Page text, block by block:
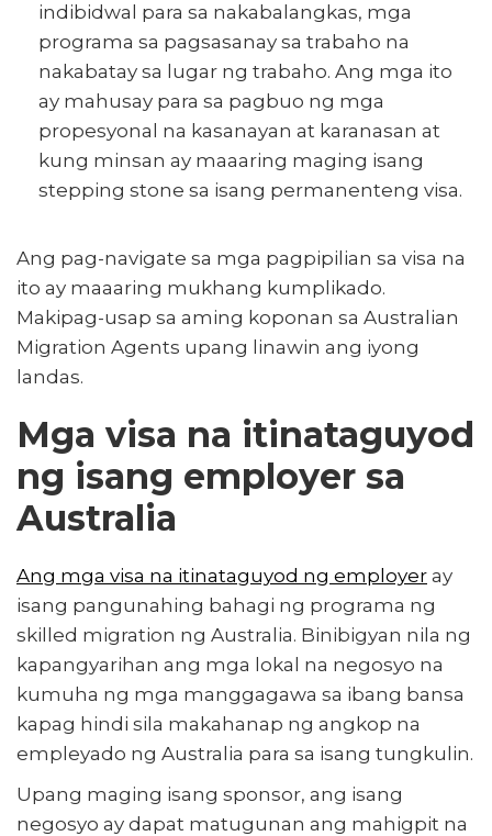
indibidwal para sa nakabalangkas, mga
programa sa pagsasanay sa trabaho na
nakabatay sa lugar ng trabaho. Ang mga ito
ay mahusay para sa pagbuo ng mga
propesyonal na kasanayan at karanasan at
kung minsan ay maaaring maging isang
stepping stone sa isang permanenteng visa.
Ang pag-navigate sa mga pagpipilian sa visa na
ito ay maaaring mukhang kumplikado.
Makipag-usap sa aming koponan sa Australian
Migration Agents upang linawin ang iyong
landas.
Mga visa na itinataguyod
ng isang employer sa
Australia
Ang mga visa na itinataguyod ng employer ay
isang pangunahing bahagi ng programa ng
skilled migration ng Australia. Binibigyan nila ng
kapangyarihan ang mga lokal na negosyo na
kumuha ng mga manggagawa sa ibang bansa
kapag hindi sila makahanap ng angkop na
empleyado ng Australia para sa isang tungkulin.
Upang maging isang sponsor, ang isang
negosyo ay dapat matugunan ang mahigpit na